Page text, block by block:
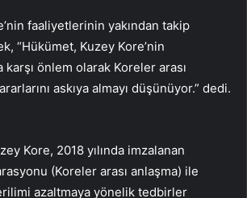
faaliyetlerinin yakından takip
“Hükümet, Kuzey Kore’nin
karşı önlem olarak Koreler arası
askıya almayı düşünüyor.” dedi.
Kore, 2018 yılında imzalanan
(Koreler arası anlaşma) ile
azaltmaya yönelik tedbirler